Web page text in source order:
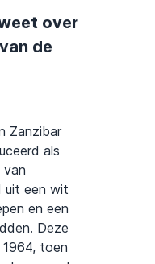
over
de
Zanzibar
als
uit een wit
en een
Deze
toen